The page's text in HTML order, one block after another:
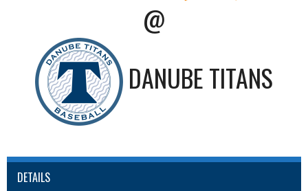
@
DANUBE TITANS
DETAILS